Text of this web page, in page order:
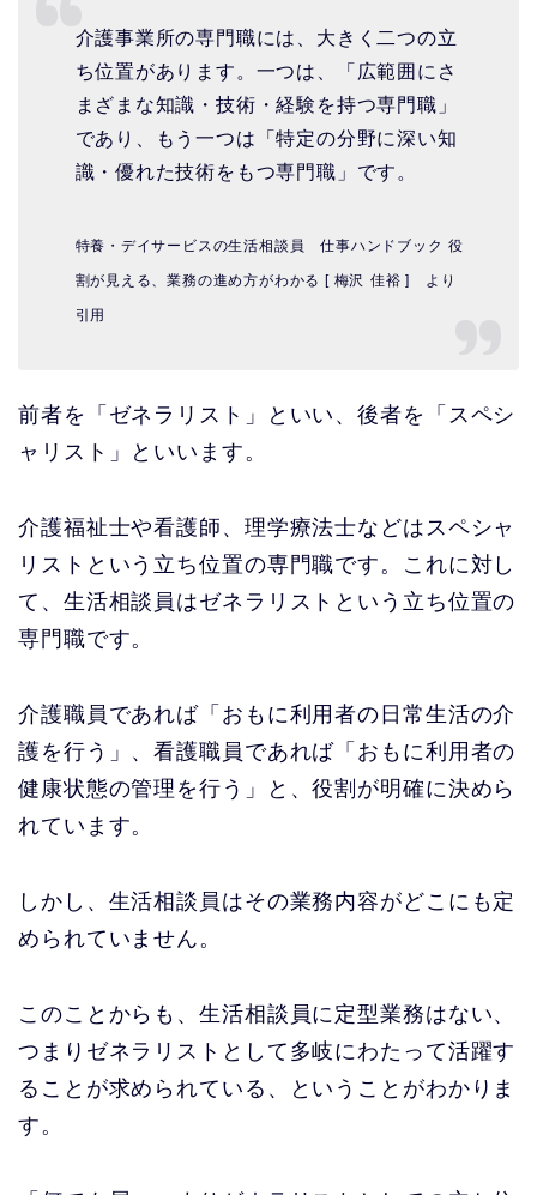
介護事業所の専門職には、大きく二つの立
ち位置があります。一つは、「広範囲にさ
まざまな知識・技術・経験を持つ専門職」
であり、もう一つは「特定の分野に深い知
識・優れた技術をもつ専門職」です。
特養・デイサービスの生活相談員 仕事ハンドブック 役
割が見える、業務の進め方がわかる [ 梅沢 佳裕 ] より
引用
前者を「ゼネラリスト」といい、後者を「スペシ
ャリスト」といいます。
介護福祉士や看護師、理学療法士などはスペシャ
リストという立ち位置の専門職です。これに対し
て、生活相談員はゼネラリストという立ち位置の
専門職です。
介護職員であれば「おもに利用者の日常生活の介
護を行う」、看護職員であれば「おもに利用者の
健康状態の管理を行う」と、役割が明確に決めら
れています。
しかし、生活相談員はその業務内容がどこにも定
められていません。
このことからも、生活相談員に定型業務はない、
つまりゼネラリストとして多岐にわたって活躍す
ることが求められている、ということがわかりま
す。